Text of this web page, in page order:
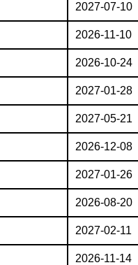
2027-07-10
2026-11-10
2026-10-24
2027-01-28
2027-05-21
2026-12-08
2027-01-26
2026-08-20
2027-02-11
2026-11-14